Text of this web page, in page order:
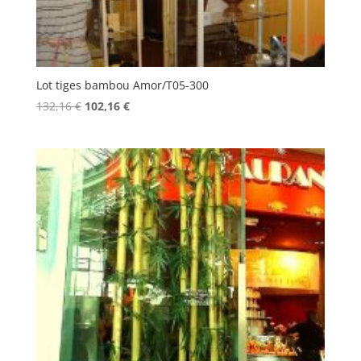
Lot tiges bambou Amor/T05-300
132,16€ Le
était :
132,16 €.
102,16 €Le
est :
102,16 €.